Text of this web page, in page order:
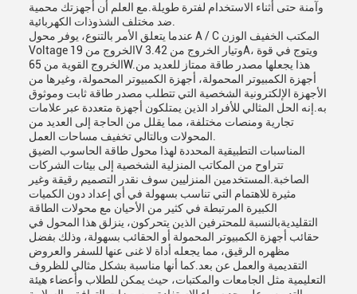
وآمنة حتى أثناء الاستخدام لفترة طويلة.مع العلم أن أجهزتك محمية
عندما يتعلق الأمر بالتنوع، يوفر محول A / C المكتب الخفيف الوزن
Voltage الخروج من 19V وتيار الخروج من 3.42A، ويتوج في قوة
الخروج القوية من 65W.هذا يجعلها مصدر طاقة ممتاز للعديد من
أجهزة الكمبيوتر المحمولة، أجهزة الكمبيوتر المحمولة، وغيرها من
الأجهزة الإلكترونية الشخصية التي تتطلب مصدر طاقة ثابت وموثوق
به.إنه الحل المثالي للأفراد الذين يمتلكون أجهزة متعددة عبر علامات
تجارية ومنصات مختلفة، مما يقلل من الحاجة إلى العديد من
المناسبات التطبيقية المحددة لهذا محول طاقة الحاسوب الضيق
تتراوح من المكاتب المنزلية الشخصية إلى بيئات الشركات
الصاخبة.المستخدمين المنزليين سوف نقدر التصميم رقيقة وغير
مثيرة للاهتمام التي تناسب بسهولة في أي إعداد دون الكميات
الكبيرة المرتبطة في كثير من الأحيان مع محولات الطاقة
التقليديةبالنسبة للمحترفين الذين يتحركون، ينزلق هذا المحول في
حقائب أجهزة الكمبيوتر المحمولة أو الحقائب بسهولة، وذلك بفضل
مظهره الرقيق، مما يجعله أداة لا غنى عنها للسفر والعروض
التقديمية والعمل عن بعد.كما أنها مناسبة بشكل مثالي للظروف
التعليمية مثل الجامعات والمكتبات، حيث يمكن للطلاب وأعضاء هيئة